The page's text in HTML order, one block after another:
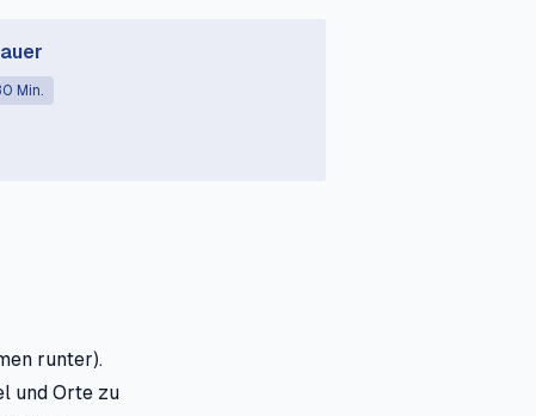
Min.
runter).
und Orte zu